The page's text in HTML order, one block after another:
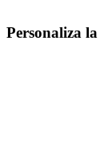
Personaliza